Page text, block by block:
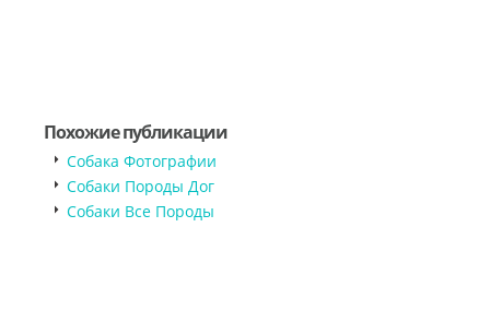
Похожие публикации
Собака Фотографии
Собаки Породы Дог
Собаки Все Породы